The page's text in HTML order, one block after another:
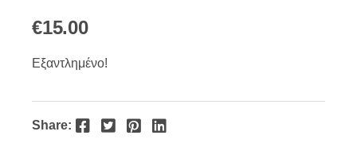
€15.00
Εξαντλημένο!
Share: Facebook Twitter Pinterest LinkedIn